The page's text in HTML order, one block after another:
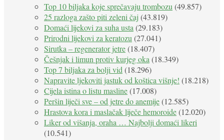
Top 10 biljaka koje sprečavaju trombozu (49.857)
25 razloga zašto piti zeleni čaj (43.819)
Domaći lijekovi za suha usta (29.183)
Prirodni lijekovi za keratozu (27.041)
Sirutka – regenerator jetre(18.407)
Češnjak i limun protiv kurjeg oka (18.349)
Top 7 biljaka za bolji vid (18.296)
Napravite ljekoviti jastuk od koštica višnje! (18.218)
Cijela istina o listu masline(17.008)
Peršin liječi sve – od jetre do anemije(12.585)
Hrastova kora i maslačak liječe hemoroide(12.020)
Liker od višanja, oraha … Najbolji domaći likeri
(10.541)